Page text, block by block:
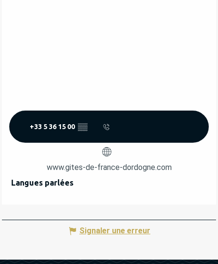
+33 5 36 15 00 ▒▒
www.gites-de-france-dordogne.com
Langues parlées
Langues parlées
Signaler une erreur